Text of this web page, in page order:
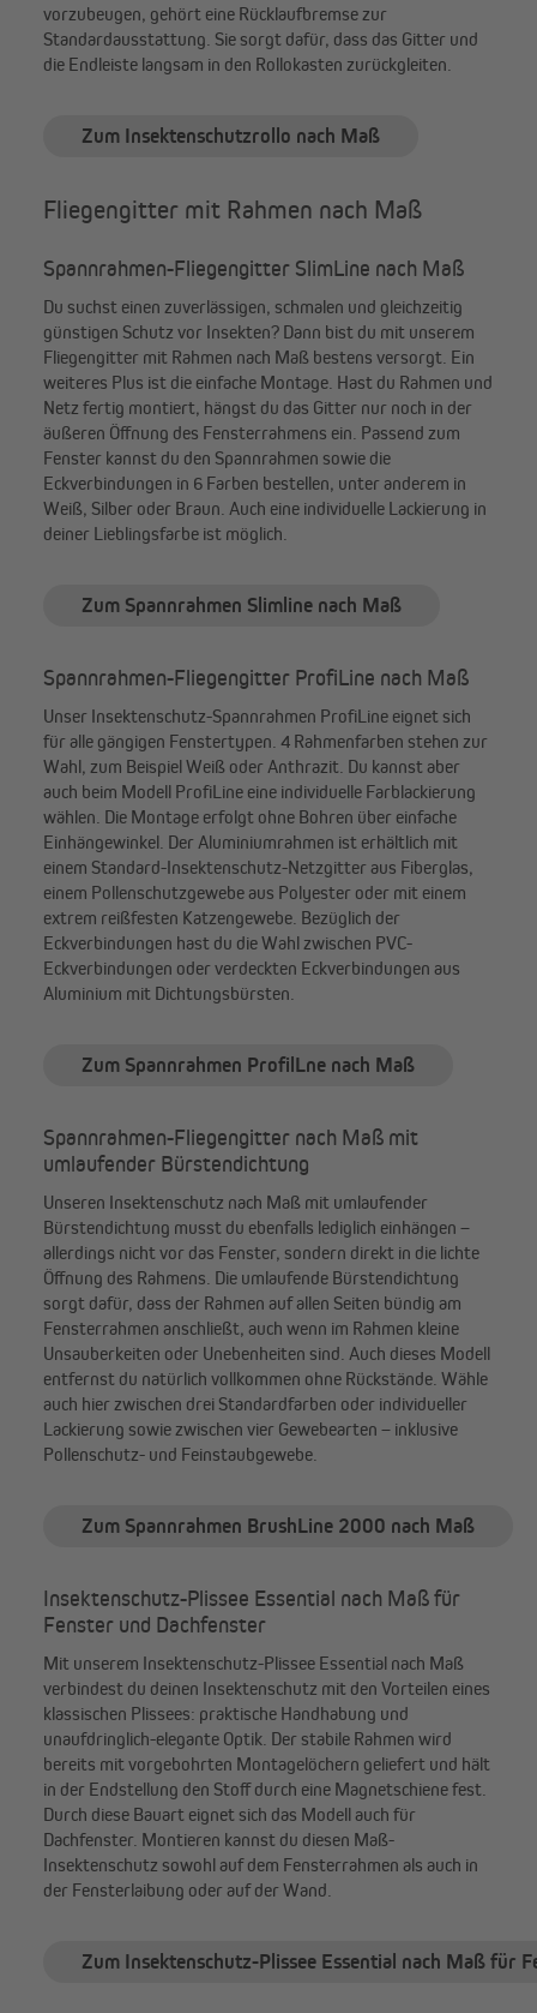
vorzubeugen, gehört eine Rücklaufbremse zur
Standardausstattung. Sie sorgt dafür, dass das Gitter und
die Endleiste langsam in den Rollokasten zurückgleiten.
Zum Insektenschutzrollo nach Maß
Fliegengitter mit Rahmen nach Maß
Spannrahmen-Fliegengitter SlimLine nach Maß
Du suchst einen zuverlässigen, schmalen und gleichzeitig
günstigen Schutz vor Insekten? Dann bist du mit unserem
Fliegengitter mit Rahmen nach Maß bestens versorgt. Ein
weiteres Plus ist die einfache Montage. Hast du Rahmen und
Netz fertig montiert, hängst du das Gitter nur noch in der
äußeren Öffnung des Fensterrahmens ein. Passend zum
Fenster kannst du den Spannrahmen sowie die
Eckverbindungen in 6 Farben bestellen, unter anderem in
Weiß, Silber oder Braun. Auch eine individuelle Lackierung in
deiner Lieblingsfarbe ist möglich.
Zum Spannrahmen Slimline nach Maß
Spannrahmen-Fliegengitter ProfiLine nach Maß
Unser Insektenschutz-Spannrahmen ProfiLine eignet sich
für alle gängigen Fenstertypen. 4 Rahmenfarben stehen zur
Wahl, zum Beispiel Weiß oder Anthrazit. Du kannst aber
auch beim Modell ProfiLine eine individuelle Farblackierung
wählen. Die Montage erfolgt ohne Bohren über einfache
Einhängewinkel. Der Aluminiumrahmen ist erhältlich mit
einem Standard-Insektenschutz-Netzgitter aus Fiberglas,
einem Pollenschutzgewebe aus Polyester oder mit einem
extrem reißfesten Katzengewebe. Bezüglich der
Eckverbindungen hast du die Wahl zwischen PVC-
Eckverbindungen oder verdeckten Eckverbindungen aus
Aluminium mit Dichtungsbürsten.
Zum Spannrahmen ProfilLne nach Maß
Spannrahmen-Fliegengitter nach Maß mit
umlaufender Bürstendichtung
Unseren Insektenschutz nach Maß mit umlaufender
Bürstendichtung musst du ebenfalls lediglich einhängen –
allerdings nicht vor das Fenster, sondern direkt in die lichte
Öffnung des Rahmens. Die umlaufende Bürstendichtung
sorgt dafür, dass der Rahmen auf allen Seiten bündig am
Fensterrahmen anschließt, auch wenn im Rahmen kleine
Unsauberkeiten oder Unebenheiten sind. Auch dieses Modell
entfernst du natürlich vollkommen ohne Rückstände. Wähle
auch hier zwischen drei Standardfarben oder individueller
Lackierung sowie zwischen vier Gewebearten – inklusive
Pollenschutz- und Feinstaubgewebe.
Zum Spannrahmen BrushLine 2000 nach Maß
Insektenschutz-Plissee Essential nach Maß für
Fenster und Dachfenster
Mit unserem Insektenschutz-Plissee Essential nach Maß
verbindest du deinen Insektenschutz mit den Vorteilen eines
klassischen Plissees: praktische Handhabung und
unaufdringlich-elegante Optik. Der stabile Rahmen wird
bereits mit vorgebohrten Montagelöchern geliefert und hält
in der Endstellung den Stoff durch eine Magnetschiene fest.
Durch diese Bauart eignet sich das Modell auch für
Dachfenster. Montieren kannst du diesen Maß-
Insektenschutz sowohl auf dem Fensterrahmen als auch in
der Fensterlaibung oder auf der Wand.
Zum Insektenschutz-Plissee Essential nach Maß für